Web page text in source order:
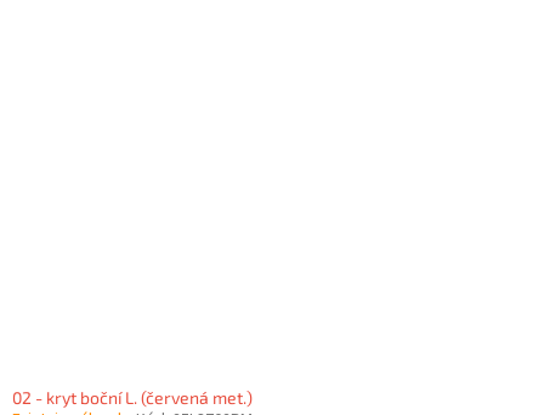
02 - kryt boční L. (červená met.)